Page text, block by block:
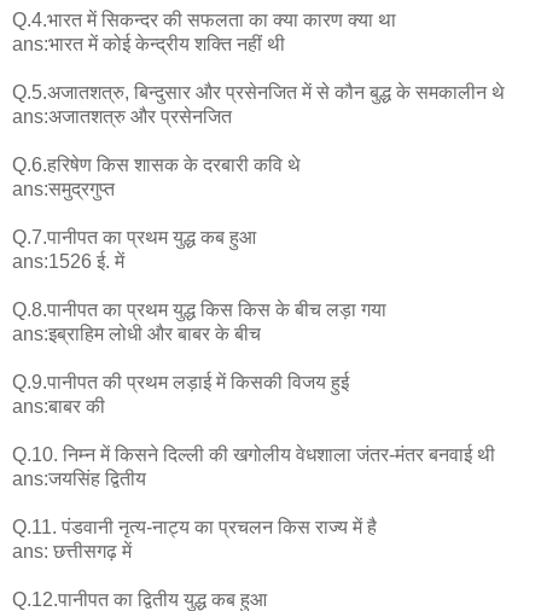
Q.4.भारत में सिकन्दर की सफलता का क्या कारण क्या था
ans:भारत में कोई केन्द्रीय शक्ति नहीं थी
Q.5.अजातशत्रु, बिन्दुसार और प्रसेनजित में से कौन बुद्ध के समकालीन थे
ans:अजातशत्रु और प्रसेनजित
Q.6.हरिषेण किस शासक के दरबारी कवि थे
ans:समुद्रगुप्त
Q.7.पानीपत का प्रथम युद्ध कब हुआ
ans:1526 ई. में
Q.8.पानीपत का प्रथम युद्ध किस किस के बीच लड़ा गया
ans:इब्राहिम लोधी और बाबर के बीच
Q.9.पानीपत की प्रथम लड़ाई में किसकी विजय हुई
ans:बाबर की
Q.10. निम्न में किसने दिल्ली की खगोलीय वेधशाला जंतर-मंतर बनवाई थी
ans:जयसिंह द्वितीय
Q.11. पंडवानी नृत्य-नाट्य का प्रचलन किस राज्य में है
ans: छत्तीसगढ़ में
Q.12.पानीपत का द्वितीय युद्ध कब हुआ